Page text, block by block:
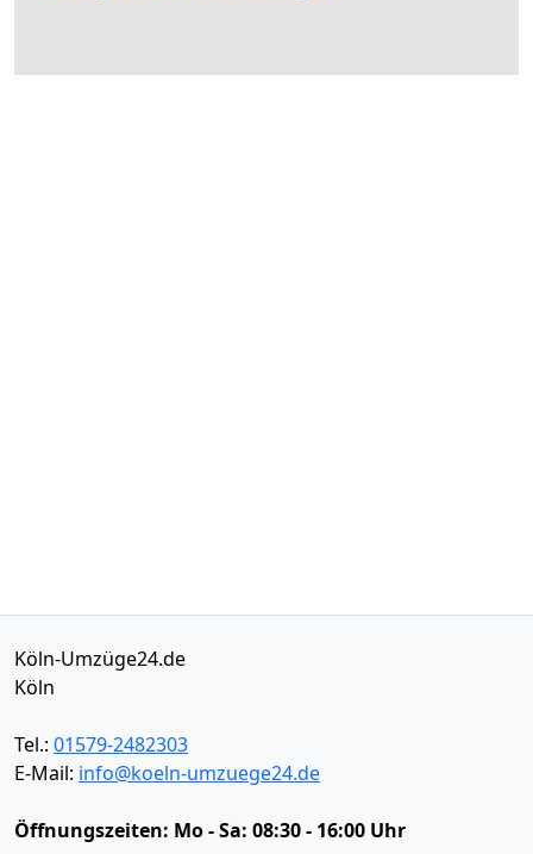
Köln-Umzüge24.de
Köln
Tel.: 01579-2482303
E-Mail: info@koeln-umzuege24.de
Öffnungszeiten: Mo - Sa: 08:30 - 16:00 Uhr